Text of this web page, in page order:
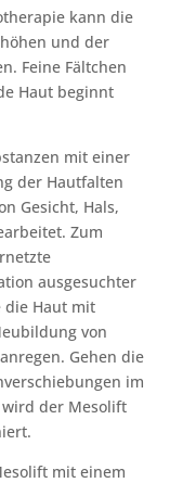
kann die
und der
Feine Fältchen
Haut beginnt
mit einer
der Hautfalten
Gesicht, Hals,
Zum
ausgesuchter
Haut mit
von
Gehen die
im
der Mesolift
mit einem